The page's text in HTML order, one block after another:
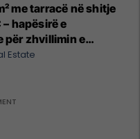
me tarracë në shitje
– hapësirë e
për zhvillimin e
Estate